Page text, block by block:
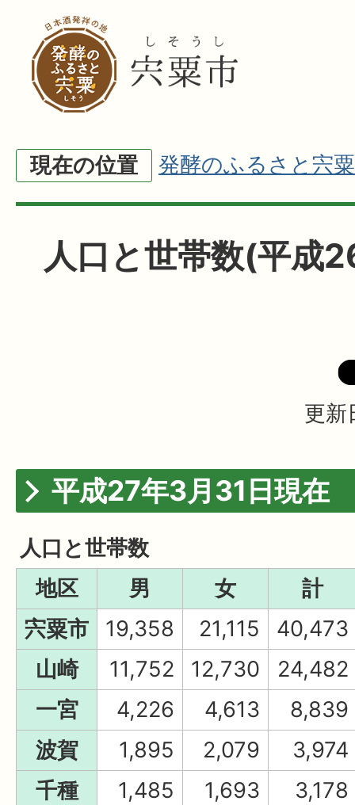
現在の位置 発酵のふるさと宍粟
人口と世帯数(平成
更新
平成27年3月31日現在
人口と世帯数
地区
男 女
計
宍粟市
19,358 21,115
40,473
山崎
11,752 12,730
24,482
一宮
4,226 4,613
8,839
波賀
1,895 2,079
3,974
千種
1,485 1,693
3,178